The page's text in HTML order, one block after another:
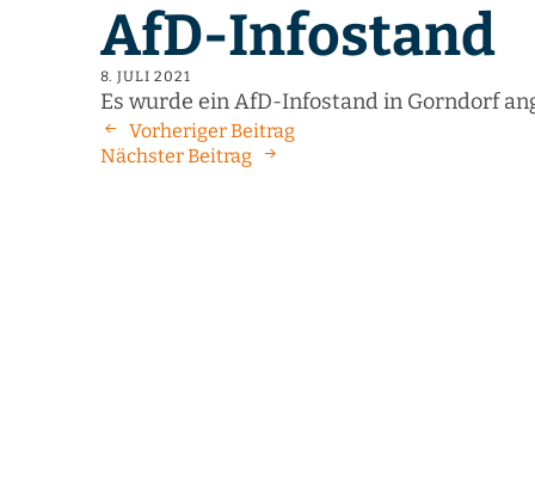
AfD-Infostand
8. JULI 2021
Es wurde ein AfD-Infostand in Gorndorf
Vorheriger Beitrag
Nächster Beitrag